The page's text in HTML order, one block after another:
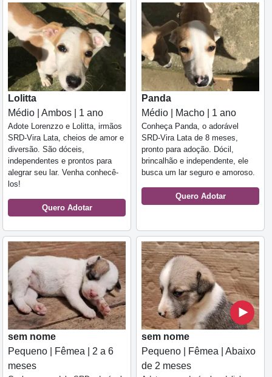
Lolitta
Médio | Ambos | 1 ano
Adote Lorenzzo e Lolitta, irmãos
SRD-Vira Lata, cheios de amor e
diversão. São dóceis,
independentes e prontos para
alegrar seu lar. Venha conhecê-
los!
Quero Adotar
Panda
Médio | Macho | 1 ano
Conheça Panda, o adorável
SRD-Vira Lata de 8 meses,
pronto para adoção. Dócil,
brincalhão e independente, ele
busca um lar seguro e amoroso.
Quero Adotar
sem nome
Pequeno | Fêmea | 2 a 6
meses
sem nome
Pequeno | Fêmea | Abaixo
de 2 meses